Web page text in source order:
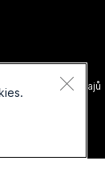
osobních údajů